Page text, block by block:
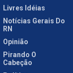
Livres Idéias
Notícias Gerais Do
RN
Opinião
Pirando O
Cabeção